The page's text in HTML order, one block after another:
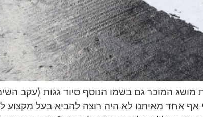
מושג המוכר גם בשמו הנוסף סיוד גגות (עקב
אף אחד מאיתנו לא היה רוצה להביא בעל